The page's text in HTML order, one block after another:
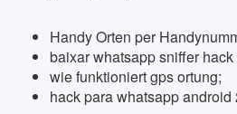
Handy Orten per
baixar whatsapp sniffer hack
wie funktioniert gps ortung;
hack para whatsapp android